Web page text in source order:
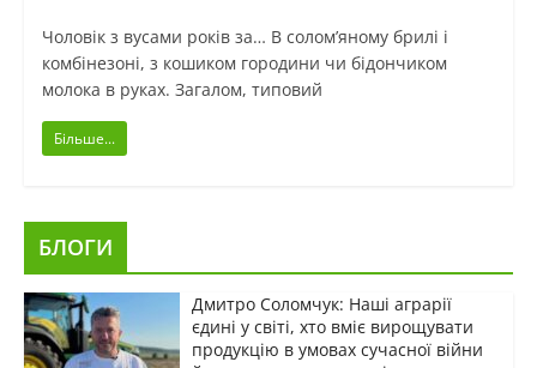
Чоловік з вусами років за… В солом’яному брилі і
комбінезоні, з кошиком городини чи бідончиком
молока в руках. Загалом, типовий
Більше...
БЛОГИ
Дмитро Соломчук: Наші аграрії
єдині у світі, хто вміє вирощувати
продукцію в умовах сучасної війни